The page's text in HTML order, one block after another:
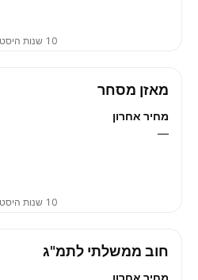
10 שנות היסטוריה
מאזן מסחר
מחיר אחרון
—
10 שנות היסטוריה
חוב ממשלתי לתמ"ג
מחיר אחרון